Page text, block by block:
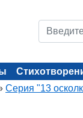
Серия "13